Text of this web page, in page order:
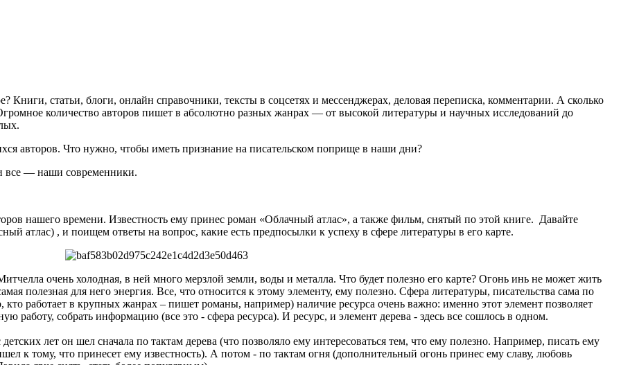
статьи, блоги, онлайн справочники, тексты в соцсетях и мессенджерах, деловая переписка, комментарии. А сколько
количество авторов пишет в абсолютно разных жанрах — от высокой литературы и научных исследований до
авторов. Что нужно, чтобы иметь признание на писательском поприще в наши дни?
все — наши современники.
нашего времени. Известность ему принес роман «Облачный атлас», а также фильм, снятый по этой книге. Давайте
атлас) , и поищем ответы на вопрос, какие есть предпосылки к успеху в сфере литературы в его карте.
очень холодная, в ней много мерзлой земли, воды и металла. Что будет полезно его карте? Огонь инь не может жить
полезная для него энергия. Все, что относится к этому элементу, ему полезно. Сфера литературы, писательства сама по
кто работает в крупных жанрах – пишет романы, например) наличие ресурса очень важно: именно этот элемент позволяет
работу, собрать информацию (все это - сфера ресурса). И ресурс, и элемент дерева - здесь все сошлось в одном.
лет он шел сначала по тактам дерева (что позволяло ему интересоваться тем, что ему полезно. Например, писать ему
к тому, что принесет ему известность). А потом - по тактам огня (дополнительный огонь принес ему славу, любовь